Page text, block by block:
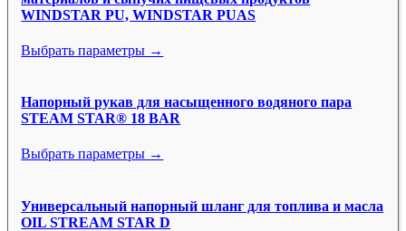
WINDSTAR PU, WINDSTAR PUAS
Выбрать параметры →
Напорный рукав для насыщенного водяного пара
STEAM STAR® 18 BAR
Выбрать параметры →
Универсальный напорный шланг для топлива и масла
OIL STREAM STAR D